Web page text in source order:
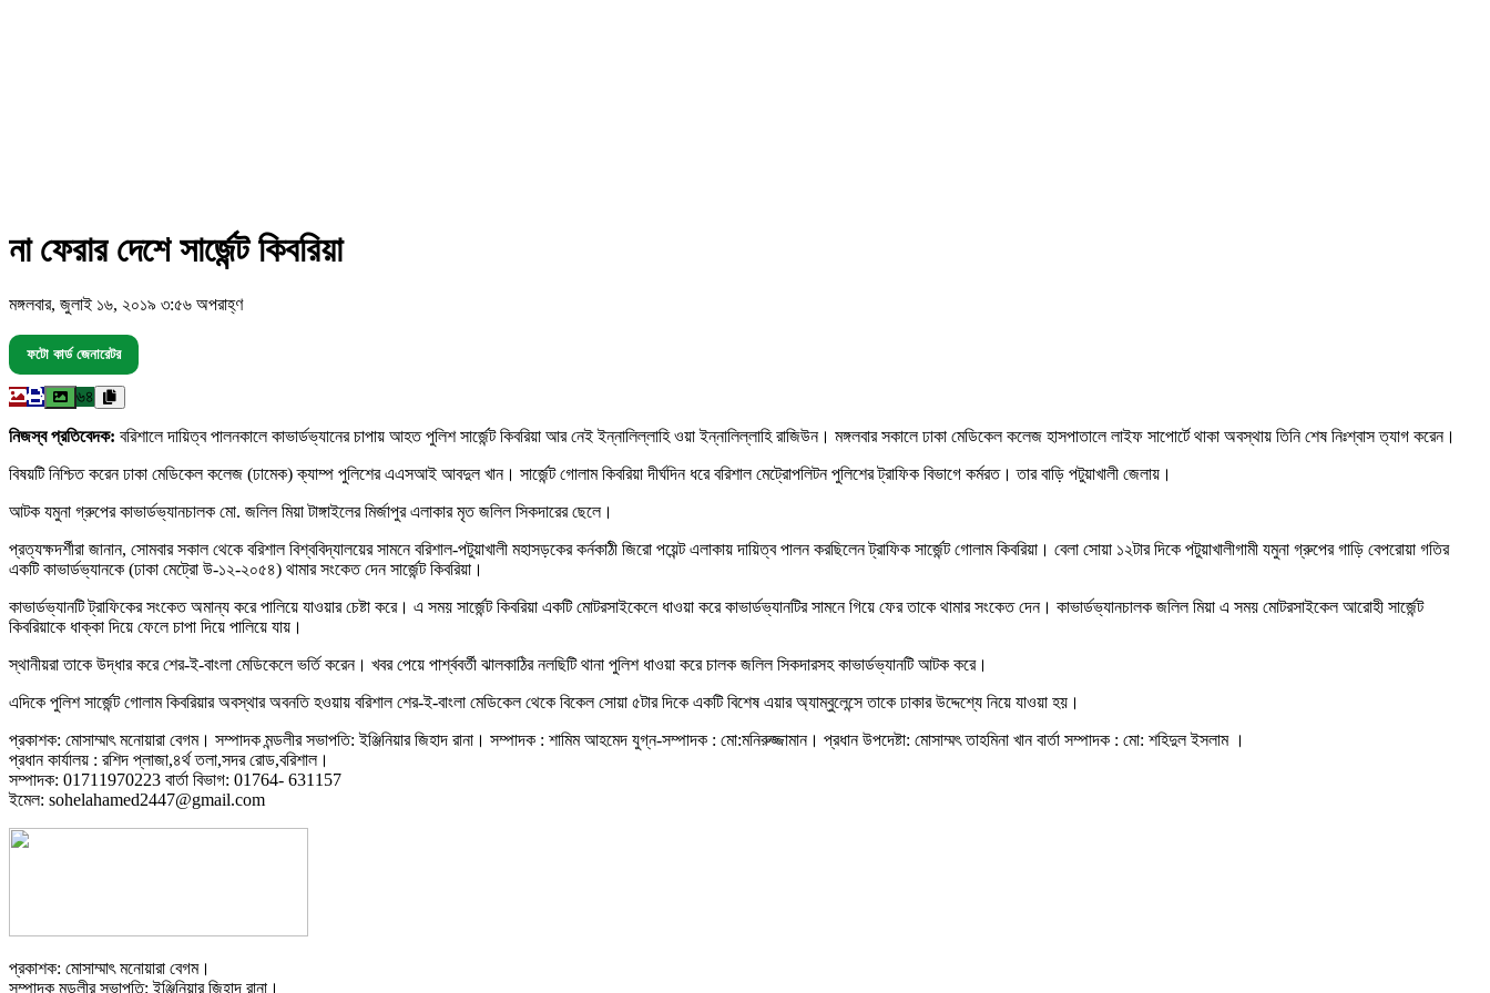
না ফেরার দেশে সার্জেন্ট কিবরিয়া
মঙ্গলবার, জুলাই ১৬, ২০১৯ ৩:৫৬ অপরাহ্ণ
ফটো কার্ড জেনারেটর
৬৪
নিজস্ব প্রতিবেদক: বরিশালে দায়িত্ব পালনকালে কাভার্ডভ্যানের চাপায় আহত পুলিশ সার্জেন্ট কিবরিয়া আর নেই ইন্নালিল্লাহি ওয়া ইন্নালিল্লাহি রাজিউন। মঙ্গলবার সকালে ঢাকা মেডিকেল কলেজ হাসপাতালে লাইফ সাপোর্টে থাকা অবস্থায় তিনি শেষ নিঃশ্বাস ত্যাগ করেন।
বিষয়টি নিশ্চিত করেন ঢাকা মেডিকেল কলেজ (ঢামেক) ক্যাম্প পুলিশের এএসআই আবদুল খান। সার্জেন্ট গোলাম কিবরিয়া দীর্ঘদিন ধরে বরিশাল মেট্রোপলিটন পুলিশের ট্রাফিক বিভাগে কর্মরত। তার বাড়ি পটুয়াখালী জেলায়।
আটক যমুনা গ্রুপের কাভার্ডভ্যানচালক মো. জলিল মিয়া টাঙ্গাইলের মির্জাপুর এলাকার মৃত জলিল সিকদারের ছেলে।
প্রত্যক্ষদর্শীরা জানান, সোমবার সকাল থেকে বরিশাল বিশ্ববিদ্যালয়ের সামনে বরিশাল-পটুয়াখালী মহাসড়কের কর্নকাঠী জিরো পয়েন্ট এলাকায় দায়িত্ব পালন করছিলেন ট্রাফিক সার্জেন্ট গোলাম কিবরিয়া। বেলা সোয়া ১২টার দিকে পটুয়াখালীগামী যমুনা গ্রুপের গাড়ি বেপরোয়া গতির
একটি কাভার্ডভ্যানকে (ঢাকা মেট্রো উ-১২-২০৫৪) থামার সংকেত দেন সার্জেন্ট কিবরিয়া।
কাভার্ডভ্যানটি ট্রাফিকের সংকেত অমান্য করে পালিয়ে যাওয়ার চেষ্টা করে। এ সময় সার্জেন্ট কিবরিয়া একটি মোটরসাইকেলে ধাওয়া করে কাভার্ডভ্যানটির সামনে গিয়ে ফের তাকে থামার সংকেত দেন। কাভার্ডভ্যানচালক জলিল মিয়া এ সময় মোটরসাইকেল আরোহী সার্জেন্ট
কিবরিয়াকে ধাক্কা দিয়ে ফেলে চাপা দিয়ে পালিয়ে যায়।
স্থানীয়রা তাকে উদ্ধার করে শের-ই-বাংলা মেডিকেলে ভর্তি করেন। খবর পেয়ে পার্শ্ববর্তী ঝালকাঠির নলছিটি থানা পুলিশ ধাওয়া করে চালক জলিল সিকদারসহ কাভার্ডভ্যানটি আটক করে।
এদিকে পুলিশ সার্জেন্ট গোলাম কিবরিয়ার অবস্থার অবনতি হওয়ায় বরিশাল শের-ই-বাংলা মেডিকেল থেকে বিকেল সোয়া ৫টার দিকে একটি বিশেষ এয়ার অ্যাম্বুলেন্সে তাকে ঢাকার উদ্দেশ্যে নিয়ে যাওয়া হয়।
প্রকাশক: মোসাম্মাৎ মনোয়ারা বেগম। সম্পাদক মন্ডলীর সভাপতি: ইঞ্জিনিয়ার জিহাদ রানা। সম্পাদক : শামিম আহমেদ যুগ্ন-সম্পাদক : মো:মনিরুজ্জামান। প্রধান উপদেষ্টা: মোসাম্মৎ তাহমিনা খান বার্তা সম্পাদক : মো: শহিদুল ইসলাম ।
প্রধান কার্যালয় : রশিদ প্লাজা,৪র্থ তলা,সদর রোড,বরিশাল।
সম্পাদক: 01711970223 বার্তা বিভাগ: 01764- 631157
ইমেল: sohelahamed2447@gmail.com
প্রকাশক: মোসাম্মাৎ মনোয়ারা বেগম।
সম্পাদক মন্ডলীর সভাপতি: ইঞ্জিনিয়ার জিহাদ রানা।